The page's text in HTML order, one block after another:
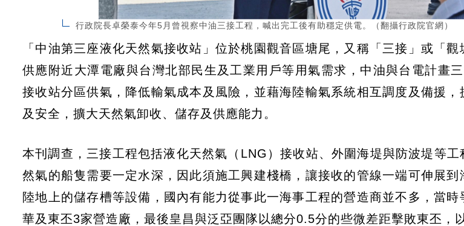
行政院長卓榮泰今年5月曾視察中油三接工程，喊出完工後有助穩定供電。（翻攝行政院官網）
「中油第三座液化天然氣接收站」位於桃園觀音區塘尾，又稱「三接」或「
供應附近大潭電廠與台灣北部民生及工業用戶等用氣需求，中油與台電計畫
接收站分區供氣，降低輸氣成本及風險，並藉海陸輸氣系統相互調度及備援，
及安全，擴大天然氣卸收、儲存及供應能力。
本刊調查，三接工程包括液化天然氣（LNG）接收站、外圍海堤與防波堤等工
然氣的船隻需要一定水深，因此須施工興建棧橋，讓接收的管線一端可伸展到
陸地上的儲存槽等設備，國內有能力從事此一海事工程的營造商並不多，當時
華及東丕3家營造廠，最後皇昌與泛亞團隊以總分0.5分的些微差距擊敗東丕，